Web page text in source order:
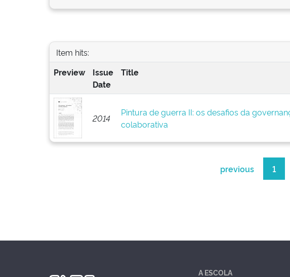
Item hits:
Preview
Issue
Date
Title
2014
Pintura de guerra II: os desafios da
colaborativa
previous 1
A ESCOLA